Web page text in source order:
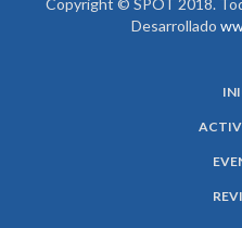
Desarrollado